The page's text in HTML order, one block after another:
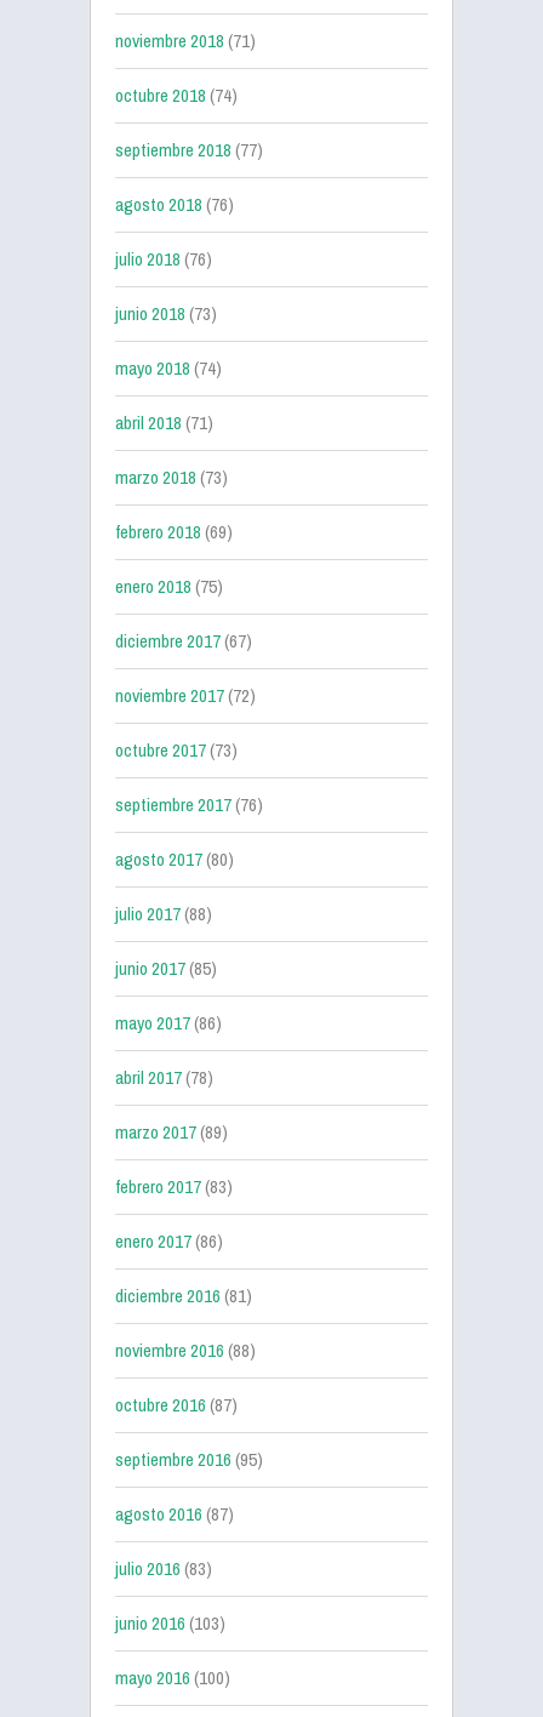
noviembre 2018(71)
octubre 2018(74)
septiembre 2018(77)
agosto 2018(76)
julio 2018(76)
junio 2018(73)
mayo 2018(74)
abril 2018(71)
marzo 2018(73)
febrero 2018(69)
enero 2018(75)
diciembre 2017(67)
noviembre 2017(72)
octubre 2017(73)
septiembre 2017(76)
agosto 2017(80)
julio 2017(88)
junio 2017(85)
mayo 2017(86)
abril 2017(78)
marzo 2017(89)
febrero 2017(83)
enero 2017(86)
diciembre 2016(81)
noviembre 2016(88)
octubre 2016(87)
septiembre 2016(95)
agosto 2016(87)
julio 2016(83)
junio 2016(103)
mayo 2016(100)